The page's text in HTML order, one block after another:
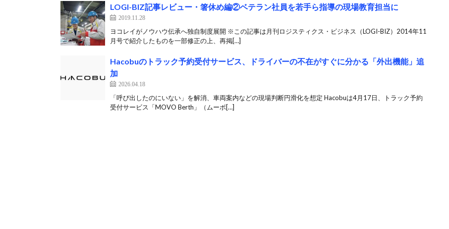
LOGI-BIZ記事レビュー・箸休め編②ベテラン社員を若手ら指導の現場教育担当に
2019.11.28
ヨコレイがノウハウ伝承へ独自制度展開 ※この記事は月刊ロジスティクス・ビジネス（LOGI-BIZ）2014年11
月号で紹介したものを一部修正の上、再掲[…]
Hacobuのトラック予約受付サービス、ドライバーの不在がすぐに分かる「外出機能」追
加
2026.04.18
「呼び出したのにいない」を解消、車両案内などの現場判断円滑化を想定 Hacobuは4月17日、トラック予約
受付サービス「MOVO Berth」（ムーボ[…]